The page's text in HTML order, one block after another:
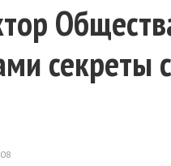
секреты